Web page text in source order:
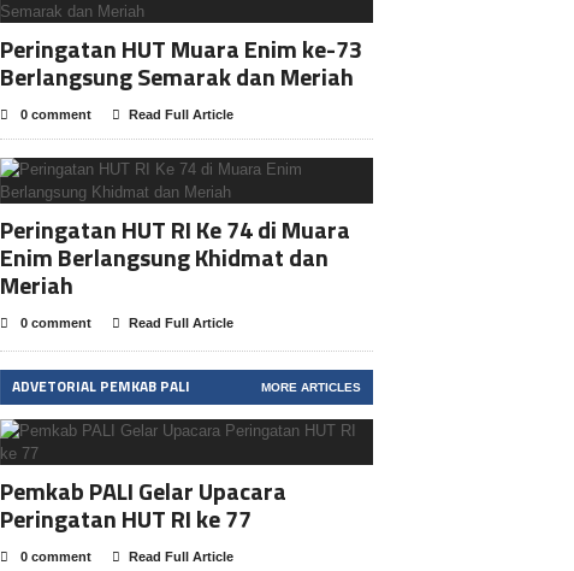
Peringatan HUT Muara Enim ke-73
Berlangsung Semarak dan Meriah
0 comment Read Full Article
Peringatan HUT RI Ke 74 di Muara
Enim Berlangsung Khidmat dan
Meriah
0 comment Read Full Article
ADVETORIAL PEMKAB PALI MORE ARTICLES
Pemkab PALI Gelar Upacara
Peringatan HUT RI ke 77
0 comment Read Full Article